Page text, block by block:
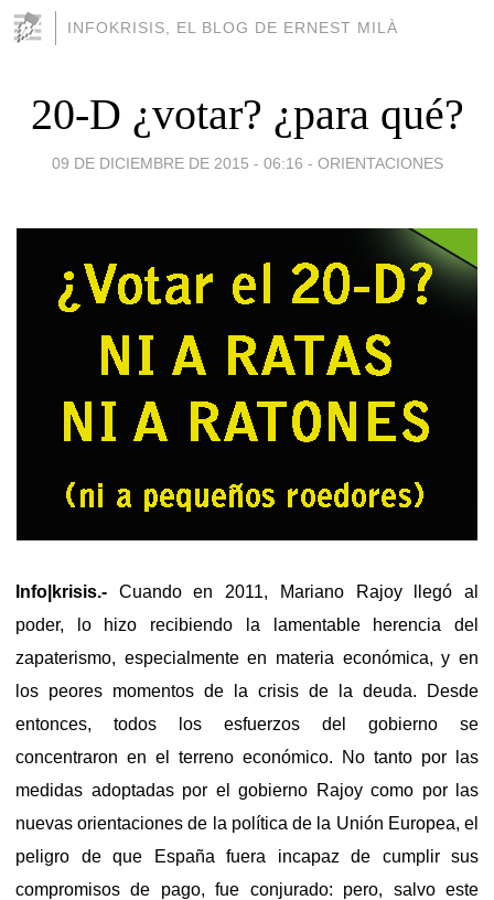
INFOKRISIS, EL BLOG DE ERNEST MILÀ
20-D ¿votar? ¿para qué?
09 DE DICIEMBRE DE 2015 - 06:16 - ORIENTACIONES
Info|krisis.- Cuando en 2011, Mariano Rajoy llegó al
poder, lo hizo recibiendo la lamentable herencia del
zapaterismo, especialmente en materia económica, y en
los peores momentos de la crisis de la deuda. Desde
entonces, todos los esfuerzos del gobierno se
concentraron en el terreno económico. No tanto por las
medidas adoptadas por el gobierno Rajoy como por las
nuevas orientaciones de la política de la Unión Europea, el
peligro de que España fuera incapaz de cumplir sus
compromisos de pago, fue conjurado: pero, salvo este